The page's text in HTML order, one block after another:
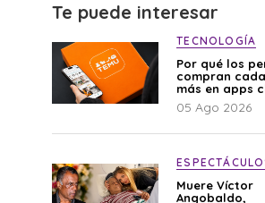
Te puede interesar
TECNOLOGÍA
Por qué los
compran
más en apps
05 Ago 2026
Muere Víctor
Angobaldo,